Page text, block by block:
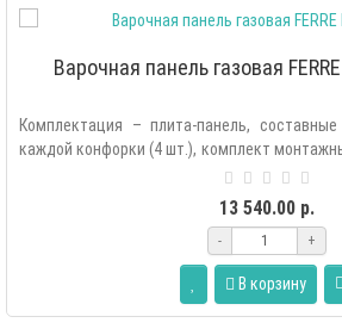
Варочная панель газовая
Комплектация – плита-панель,
каждой конфорки (4 шт.), комплект
13 540.00 р.
- +
В корзину